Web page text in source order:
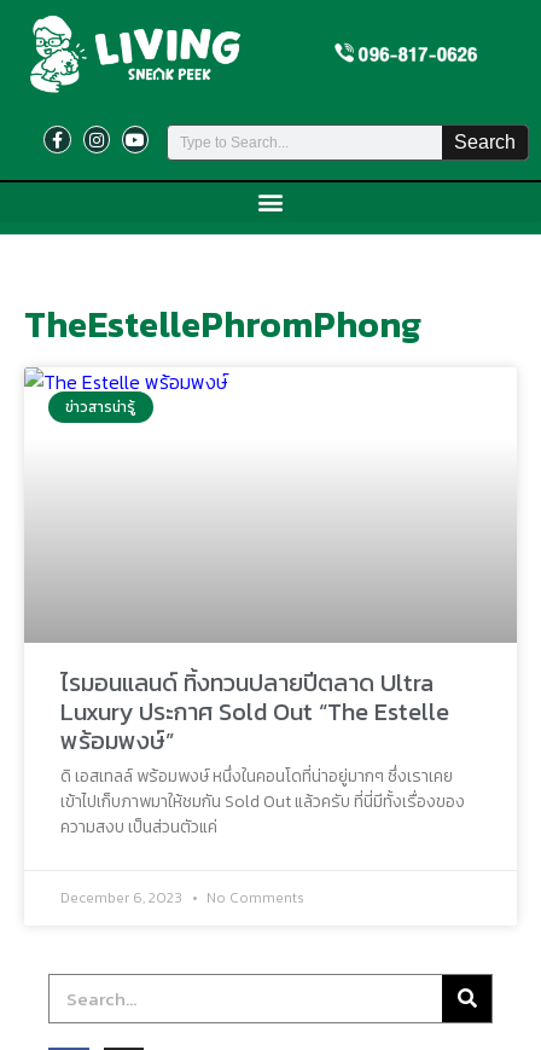
Search
TheEstellePhromPhong
ข่าวสารน่ารู้
ไรมอนแลนด์ ทิ้งทวนปลายปีตลาด Ultra
Luxury ประกาศ Sold Out “The Estelle
พร้อมพงษ์”
ดิ เอสเทลล์ พร้อมพงษ์ หนึ่งในคอนโดที่น่าอยู่มากๆ ซึ่งเราเคย
เข้าไปเก็บภาพมาให้ชมกัน Sold Out แล้วครับ ที่นี่มีทั้งเรื่องของ
ความสงบ เป็นส่วนตัวแค่
December 6, 2023 No Comments